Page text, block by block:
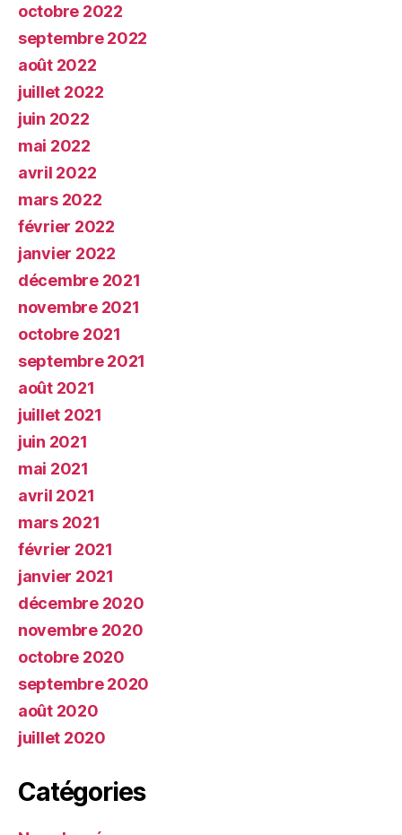
octobre 2022
septembre 2022
août 2022
juillet 2022
juin 2022
mai 2022
avril 2022
mars 2022
février 2022
janvier 2022
décembre 2021
novembre 2021
octobre 2021
septembre 2021
août 2021
juillet 2021
juin 2021
mai 2021
avril 2021
mars 2021
février 2021
janvier 2021
décembre 2020
novembre 2020
octobre 2020
septembre 2020
août 2020
juillet 2020
Catégories